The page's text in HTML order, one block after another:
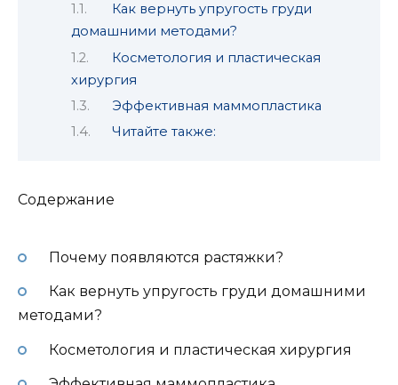
Как вернуть упругость груди
домашними методами?
Косметология и пластическая
хирургия
Эффективная маммопластика
Читайте также:
Содержание
Почему появляются растяжки?
Как вернуть упругость груди домашними
методами?
Косметология и пластическая хирургия